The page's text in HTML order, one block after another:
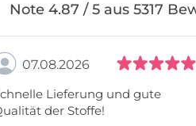
Note 4.87 / 5 aus 5317
07.08.2026
Lieferung und gute
der Stoffe!